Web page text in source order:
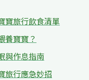
寶旅行飲食清單
養寶寶？
與作息指南
旅行應急妙招